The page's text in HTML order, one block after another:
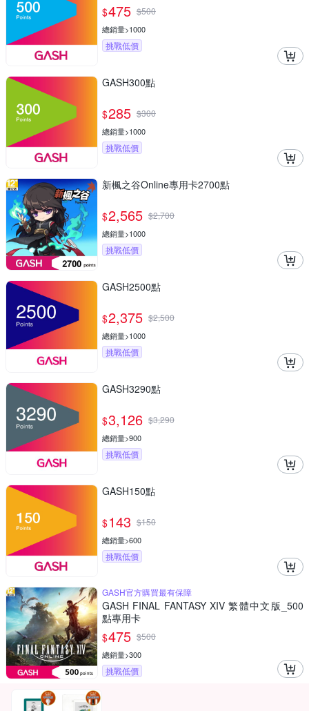
$475 $500
總銷量>1000
挑戰低價
GASH300點
$285 $300
總銷量>1000
挑戰低價
新楓之谷Online專用卡2700點
$2,565 $2,700
總銷量>1000
挑戰低價
GASH2500點
$2,375 $2,500
總銷量>1000
挑戰低價
GASH3290點
$3,126 $3,290
總銷量>900
挑戰低價
GASH150點
$143 $150
總銷量>600
挑戰低價
GASH官方購買最有保障
GASH FINAL FANTASY XIV 繁體中文版_500
點專用卡
$475 $500
總銷量>300
挑戰低價